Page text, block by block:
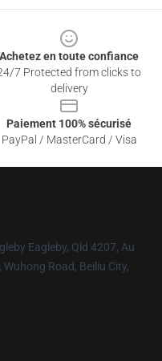
Achetez en toute confiance
7 Protected from clicks to
delivery
Paiement 100% sécurisé
PayPal / MasterCard / Visa
Eagleby, Qld 4207, Au
Road, Beiliu City,